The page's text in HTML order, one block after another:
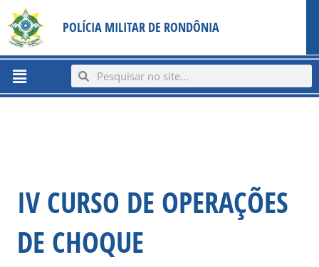
content
para
conteúdo
POLÍCIA MILITAR DE RONDÔNIA
Menu SearchSearch
IV CURSO DE OPERAÇÕES
DE CHOQUE